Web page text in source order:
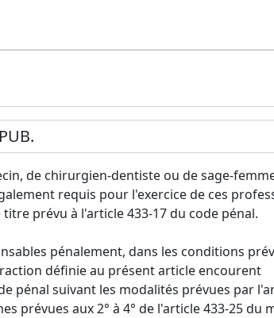
de chirurgien-dentiste ou de sage-
requis pour l'exercice de ces
prévu à l'article 433-17 du code pénal.
pénalement, dans les conditions
définie au présent article encourent
pénal suivant les modalités prévues par
prévues aux 2° à 4° de l'article 433-25 du